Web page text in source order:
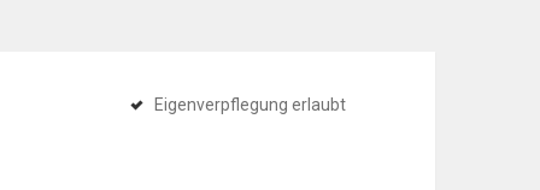
Eigenverpflegung erlaubt